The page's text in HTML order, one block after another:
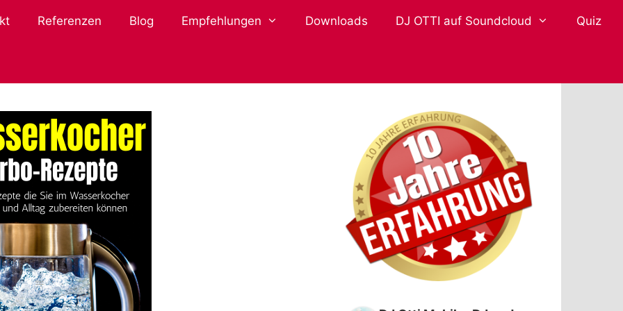
Referenzen Blog Empfehlungen Downloads DJ OTTI auf Soundcloud Quiz